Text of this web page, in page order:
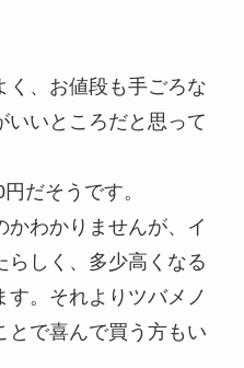
く、お値段も手ごろな
いいところだと思って
だそうです。
かわかりませんが、イ
らしく、多少高くなる
。それよりツバメノ
とで喜んで買う方もい